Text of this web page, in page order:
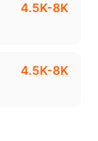
4.5K-8K
4.5K-8K